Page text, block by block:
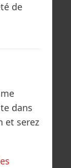
de
dans
et serez